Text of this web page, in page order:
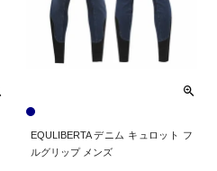
EQULIBERTA デニム キュロット フ
ルグリップ メンズ